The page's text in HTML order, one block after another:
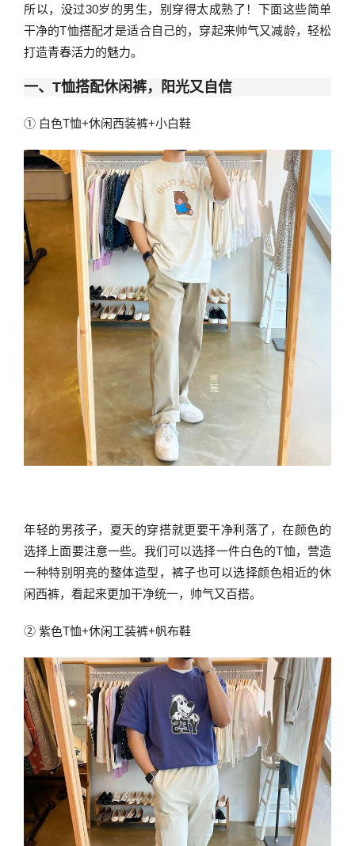
所以，没过30岁的男生，别穿得太成熟了！下面这些简单
干净的T恤搭配才是适合自己的，穿起来帅气又减龄，轻松
打造青春活力的魅力。
一、T恤搭配休闲裤，阳光又自信
① 白色T恤+休闲西装裤+小白鞋
年轻的男孩子，夏天的穿搭就更要干净利落了，在颜色的
选择上面要注意一些。我们可以选择一件白色的T恤，营造
一种特别明亮的整体造型，裤子也可以选择颜色相近的休
闲西裤，看起来更加干净统一，帅气又百搭。
② 紫色T恤+休闲工装裤+帆布鞋